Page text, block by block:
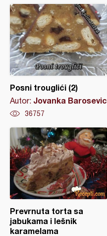
Posni trouglići (2)
Autor: Jovanka Barosevic
36757
Prevrnuta torta sa
jabukama i lešnik
karamelama